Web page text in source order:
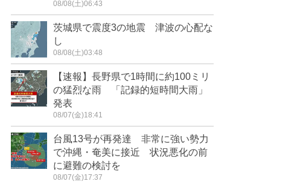
08/08(土)06:43
茨城県で震度3の地震 津波の心配な
し
08/08(土)03:48
【速報】長野県で1時間に約100ミリ
の猛烈な雨 「記録的短時間大雨」
発表
08/07(金)18:41
台風13号が再発達 非常に強い勢力
で沖縄・奄美に接近 状況悪化の前
に避難の検討を
08/07(金)17:37